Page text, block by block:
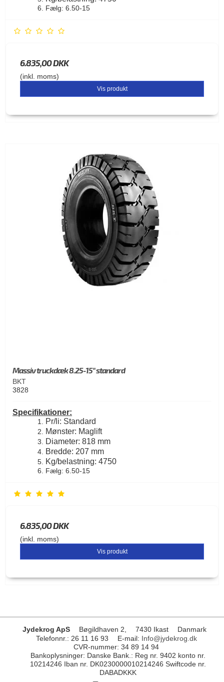
Fælg: 6.50-15
6.835,00 DKK
(inkl. moms)
Vis produkt
Massiv truckdæk 8.25-15" standard
BKT
3828
Specifikationer:
Pr/li: Standard
Mønster: Maglift
Diameter: 818 mm
Bredde: 207 mm
Kg/belastning: 4750
Fælg: 6.50-15
6.835,00 DKK
(inkl. moms)
Vis produkt
Jydekrog ApS Bøgildhaven 2, 7430 Ikast
Danmark
Telefonnr. : 26 11 16 93 E-mail: Info@jydekrog.dk
CVR-nummer: 34 89 14 94
Bankoplysninger: Danske Bank.: Reg nr. 9402 konto nr.
10214246 Iban nr. DK0230000010214246 Swiftcode nr.
DABADKKK